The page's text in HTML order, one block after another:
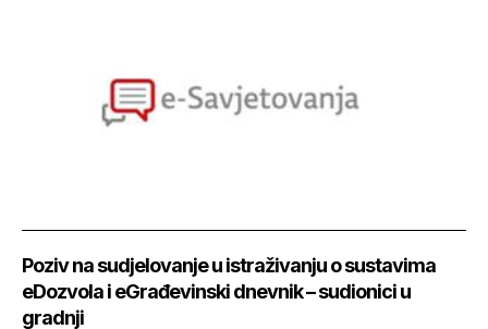
Poziv na sudjelovanje u istraživanju o sustavima
eDozvola i eGrađevinski dnevnik – sudionici u
gradnji